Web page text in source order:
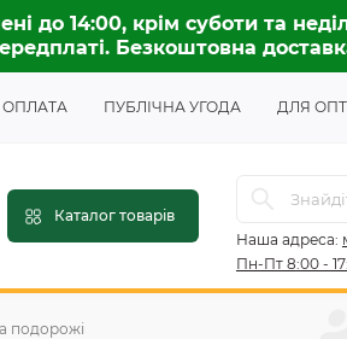
до 14:00, крім суботи та
Безкоштовна
ОПЛАТА ПУБЛІЧНА УГОДА ДЛЯ
Каталог товарів
Наша адреса:
Пн-Пт 8:00 -
подорожі